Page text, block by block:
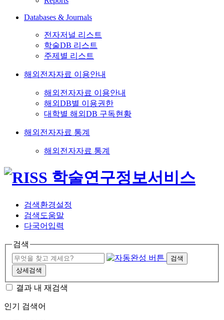
Databases & Journals
전자저널 리스트
학술DB 리스트
주제별 리스트
해외전자자료 이용안내
해외전자자료 이용안내
해외DB별 이용권한
대학별 해외DB 구독현황
해외전자자료 통계
해외전자자료 통계
검색환경설정
검색도움말
다국어입력
검색
검색
상세검색
결과 내 재검색
인기 검색어